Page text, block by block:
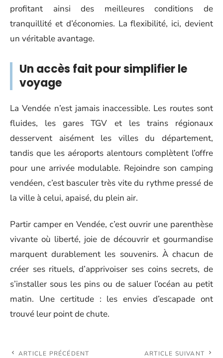
profitant ainsi des meilleures conditions de
tranquillité et d’économies. La flexibilité, ici, devient
un véritable avantage.
Un accès fait pour simplifier le
voyage
La Vendée n’est jamais inaccessible. Les routes sont
fluides, les gares TGV et les trains régionaux
desservent aisément les villes du département,
tandis que les aéroports alentours complètent l’offre
pour une arrivée modulable. Rejoindre son camping
vendéen, c’est basculer très vite du rythme pressé de
la ville à celui, apaisé, du plein air.
Partir camper en Vendée, c’est ouvrir une parenthèse
vivante où liberté, joie de découvrir et gourmandise
marquent durablement les souvenirs. À chacun de
créer ses rituels, d’apprivoiser ses coins secrets, de
s’installer sous les pins ou de saluer l’océan au petit
matin. Une certitude : les envies d’escapade ont
trouvé leur point de chute.
ARTICLE PRÉCÉDENT ARTICLE SUIVANT